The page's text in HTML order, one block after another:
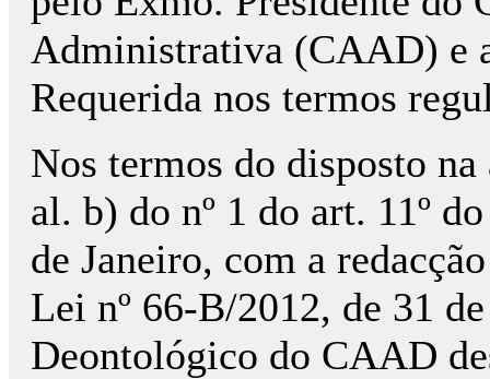
Administrativa (CAAD) e
Requerida nos termos
Nos termos do disposto
al. b) do nº 1 do art. 11º
de Janeiro, com a
Lei nº 66-B/2012, de 31
Deontológico do CAAD